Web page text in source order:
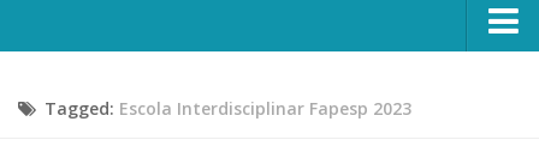
CONTATO
Escola, Institutos e Órgãos
Tagged: Escola Interdisciplinar Fapesp 2023